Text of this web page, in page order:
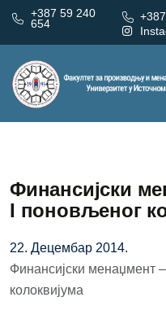
+387 59 240
654
Финансијски
I поновљеног
22. Децембар 2014.
Финансијски менаџмент
колоквијума